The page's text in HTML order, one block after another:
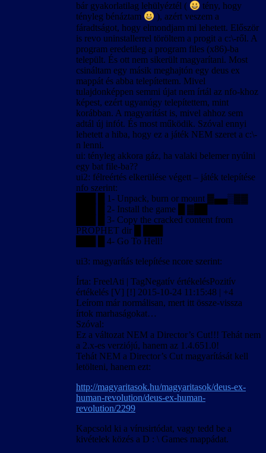
bár gyakorlatilag lehülyéztél (
tény, hogy
tényleg bénáztam
), azért veszem a
fáradtságot, hogy elmondjam mi lehetett. Először
is revo uninstallerrel töröltem a progit a c:\-ről. A
program eredetileg a program files (x86)-ba
települt. És ott nem sikerült magyarítani. Most
csináltam egy másik meghajtón egy deus ex
mappát és abba telepítettem. Mivel
tulajdonképpen semmi újat nem írtál az nfo-khoz
képest, ezért ugyanúgy telepítettem, mint
korábban. A magyarítást is, mivel ahhoz sem
adtál új infót. És most működik. Szóval ennyi
lehetett a hiba, hogy ez a játék NEM szeret a c:\-
n lenni.
ui: tényleg akkora gáz, ha valaki belemer nyúlni
egy bat file-ba??
ui2: félreértés elkerülése végett – játék telepítése
nfo szerint:
███ █ 1- Unpack, burn or mount ▓▄▄▒▓▓
███ █ 2- Install the game █ ▓██
███ █ 3- Copy the cracked content from
PROPHET dir █ ███
███ █ 4- Go To Hell!
ui3: magyarítás telepítése ncore szerint:
Írta: FreelAti | TagNegatív értékelésPozitív
értékelés [V] [!] 2015-10-24 11:15:48 | +4
Leírom már normálisan, mert itt össze-vissza
írtok marhaságokat…
Szóval:
Ez a változat NEM a Director’s Cut!!! Tehát nem
a 2.x-es verziójú, hanem az 1.4.651.0!
Tehát NEM a Director’s Cut magyarítását kell
letölteni, hanem ezt:
http://magyaritasok.hu/magyaritasok/deus-ex-
human-revolution/deus-ex-human-
revolution/2299
Kapcsold ki a vírusirtódat, vagy tedd be a
kivételek közés a D : \ Games mappádat.